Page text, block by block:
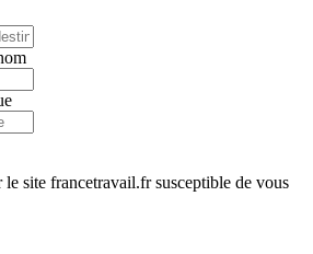
site francetravail.fr susceptible de vous